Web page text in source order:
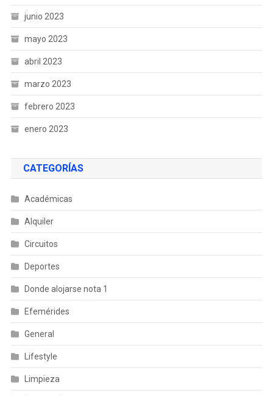
junio 2023
mayo 2023
abril 2023
marzo 2023
febrero 2023
enero 2023
CATEGORÍAS
Académicas
Alquiler
Circuitos
Deportes
Donde alojarse nota 1
Efemérides
General
Lifestyle
Limpieza